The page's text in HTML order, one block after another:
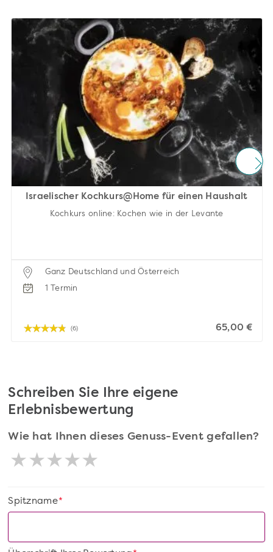
Israelischer Kochkurs@Home für einen Haushalt
Kochkurs online: Kochen wie in der Levante
Ganz Deutschland und Österreich
1 Termin
(6) 65,00 €
Schreiben Sie Ihre eigene
Erlebnisbewertung
Wie hat Ihnen dieses Genuss-Event gefallen?
*
Spitzname